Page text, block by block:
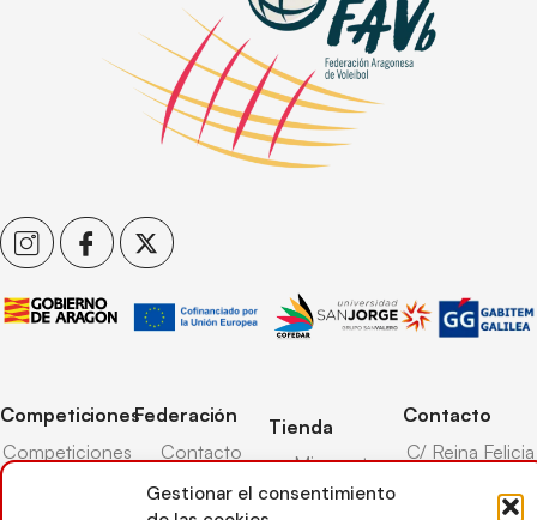
Gestionar el consentimiento
Competiciones
Competiciones
Federación
Contacto
Transparencia
Tienda
Mi cuenta
Carrito
Contacto
C/ Reina Felicia
50003,